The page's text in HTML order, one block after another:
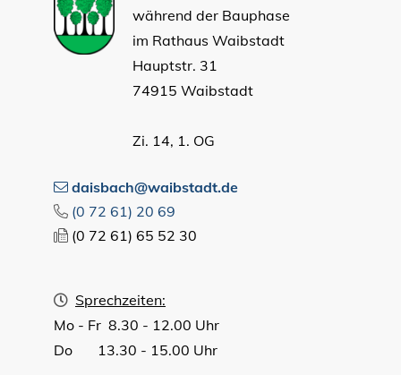
während der Bauphase
im Rathaus Waibstadt
Hauptstr. 31
74915 Waibstadt
Zi. 14, 1. OG
daisbach@waibstadt.de
(0 72 61) 20 69
(0 72 61) 65 52 30
Sprechzeiten:
Mo - Fr 8.30 - 12.00 Uhr
Do 13.30 - 15.00 Uhr